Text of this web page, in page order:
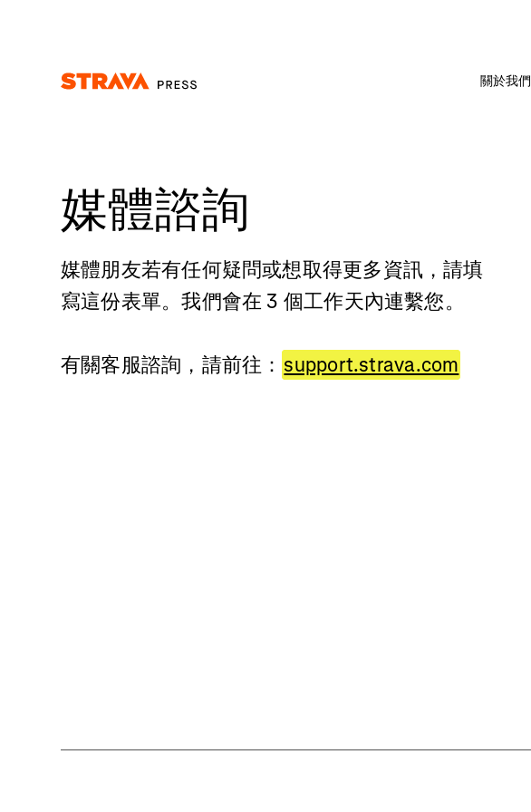
關於我們
媒體諮詢
媒體朋友若有任何疑問或想取得更多資訊，請填
寫這份表單。我們會在 3 個工作天內連繫您。
有關客服諮詢，請前往： support.strava.com